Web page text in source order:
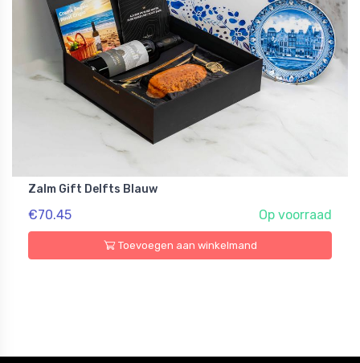
Zalm Gift Delfts Blauw
€70.45 Op voorraad
Toevoegen aan winkelmand